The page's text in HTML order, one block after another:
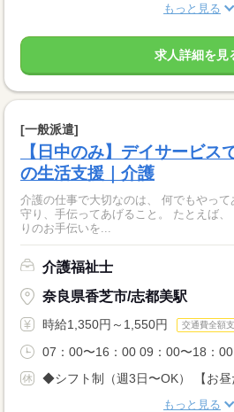
もっと見る
求人詳細を見
[一般派遣]
【日中のみ】デイサービス
の生活支援｜介護
介護の仕事で大切なのは、 何でもやっ
守り、手伝ってあげること。 たとえば、 ◆食事や清掃など、身の回
りのお手伝いを...
介護福祉士
奈良県香芝市/志都美駅
時給1,350円～1,550円 交通費全額
07：00〜16：00 09：00〜18：00
◆シフト制（週3日〜OK） 【お昼
もっと見る